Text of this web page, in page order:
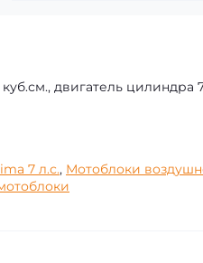
двигатель цилиндра
7 л.с., Мотоблоки